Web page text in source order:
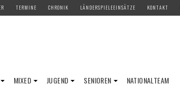
TERMINE CHRONIK LÄNDERSPIELEEINSÄTZE KONTAKT
MIXED JUGEND SENIOREN NATIONALTEAM